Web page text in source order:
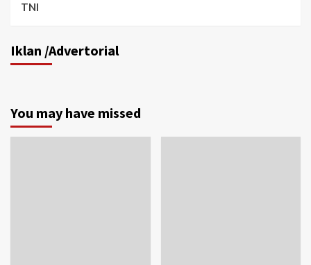
TNI
Iklan /Advertorial
You may have missed